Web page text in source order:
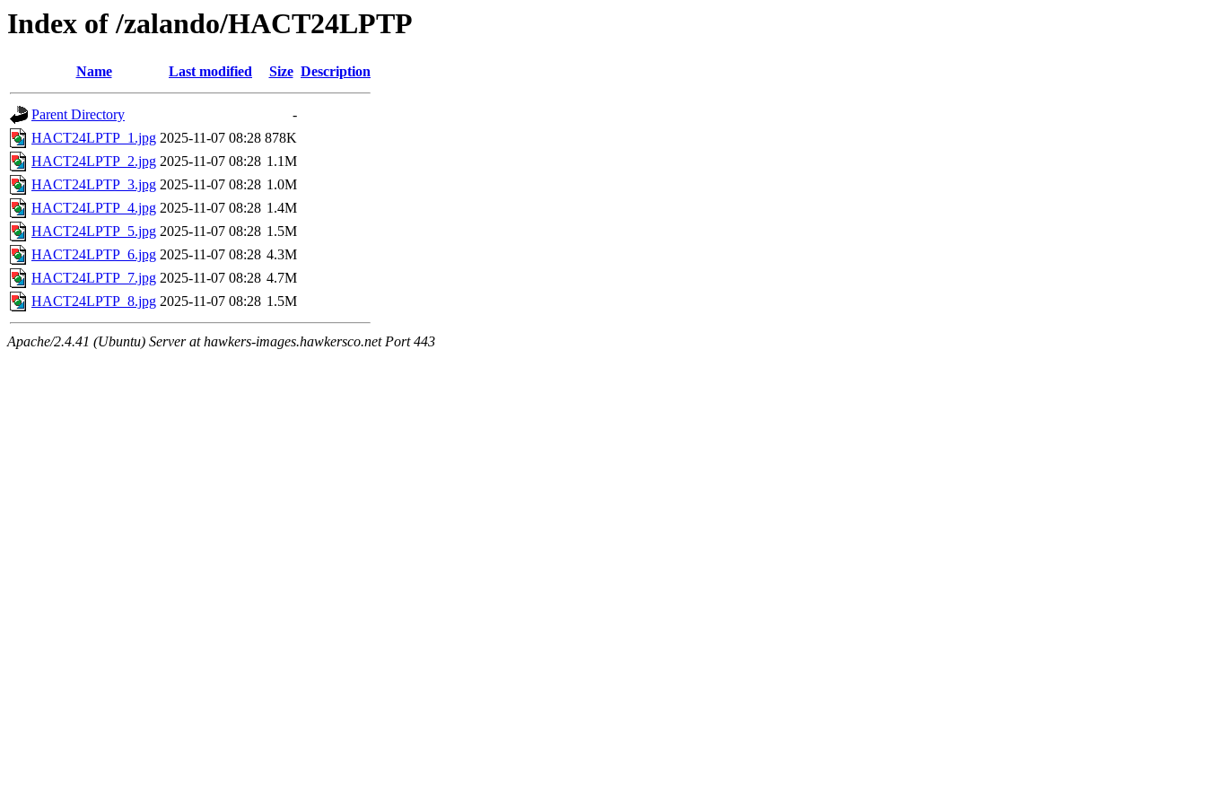
Index of /zalando/HACT24LPTP
Name Last modified Size Description
Parent Directory
-
HACT24LPTP_1.jpg 2025-11-07 08:28 878K
HACT24LPTP_2.jpg 2025-11-07 08:28 1.1M
HACT24LPTP_3.jpg 2025-11-07 08:28 1.0M
HACT24LPTP_4.jpg 2025-11-07 08:28 1.4M
HACT24LPTP_5.jpg 2025-11-07 08:28 1.5M
HACT24LPTP_6.jpg 2025-11-07 08:28 4.3M
HACT24LPTP_7.jpg 2025-11-07 08:28 4.7M
HACT24LPTP_8.jpg 2025-11-07 08:28 1.5M
Apache/2.4.41 (Ubuntu) Server at hawkers-images.hawkersco.net Port 443